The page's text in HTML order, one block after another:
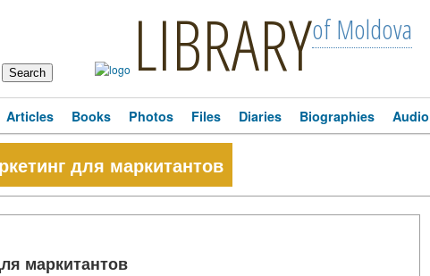
LIBRARYof Moldova
Articles Books Photos Files Diaries Biographies Audio
для маркитантов
маркитантов